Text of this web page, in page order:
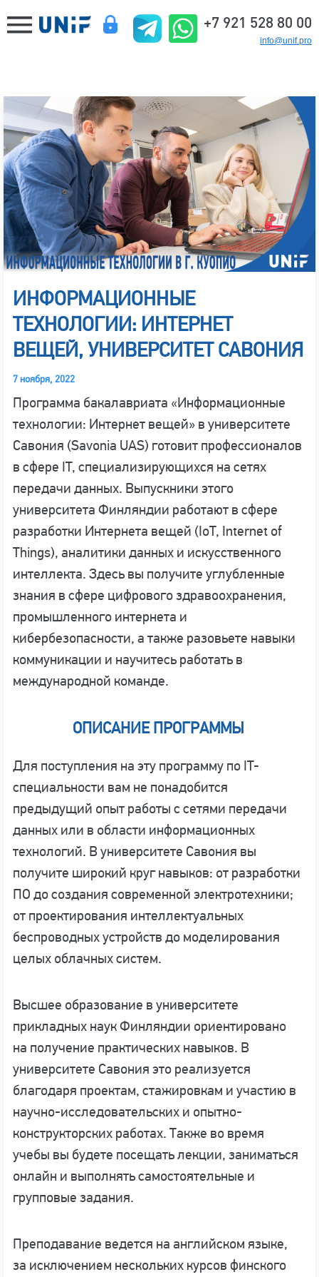
+7 921 528 80 00
info@unif.pro
ИНФОРМАЦИОННЫЕ
ТЕХНОЛОГИИ: ИНТЕРНЕТ
ВЕЩЕЙ, УНИВЕРСИТЕТ САВОНИЯ
7 ноября, 2022
Программа бакалавриата «Информационные
технологии: Интернет вещей» в университете
Савония (Savonia UAS) готовит профессионалов
в сфере IT, специализирующихся на сетях
передачи данных. Выпускники этого
университета Финляндии работают в сфере
разработки Интернета вещей (IoT, Internet of
Things), аналитики данных и искусственного
интеллекта. Здесь вы получите углубленные
знания в сфере цифрового здравоохранения,
промышленного интернета и
кибербезопасности, а также разовьете навыки
коммуникации и научитесь работать в
международной команде.
ОПИСАНИЕ ПРОГРАММЫ
Для поступления на эту программу по IT-
специальности вам не понадобится
предыдущий опыт работы с сетями передачи
данных или в области информационных
технологий. В университете Савония вы
получите широкий круг навыков: от разработки
ПО до создания современной электротехники;
от проектирования интеллектуальных
беспроводных устройств до моделирования
целых облачных систем.
Высшее образование в университете
прикладных наук Финляндии ориентировано
на получение практических навыков. В
университете Савония это реализуется
благодаря проектам, стажировкам и участию в
научно-исследовательских и опытно-
конструкторских работах. Также во время
учебы вы будете посещать лекции, заниматься
онлайн и выполнять самостоятельные и
групповые задания.
Преподавание ведется на английском языке,
за исключением нескольких курсов финского